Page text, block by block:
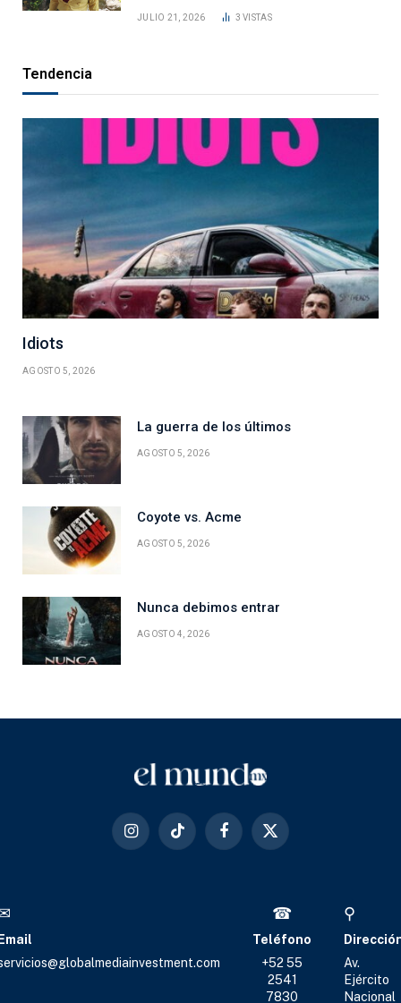
JULIO 21, 2026 3VISTAS
Tendencia
Idiots
AGOSTO 5, 2026
La guerra de los últimos
AGOSTO 5, 2026
Coyote vs. Acme
AGOSTO 5, 2026
Nunca debimos entrar
AGOSTO 4, 2026
InstagramTikTok Facebook
X
☎
Teléfono
+52 55
2541
7830
⚲
Av.
Ejército
Nacional